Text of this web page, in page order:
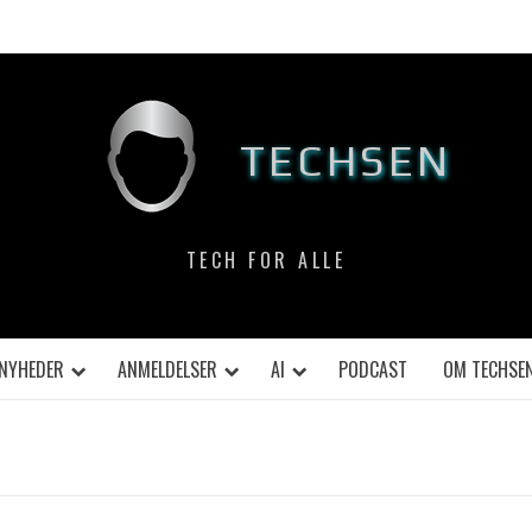
TECHSEN
TECH FOR ALLE
NYHEDER ANMELDELSER AI PODCAST OM